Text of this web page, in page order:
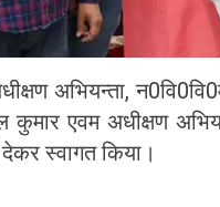
अभियन्ता,
कुमार एवम अधीक्षण
स्वागत किया।